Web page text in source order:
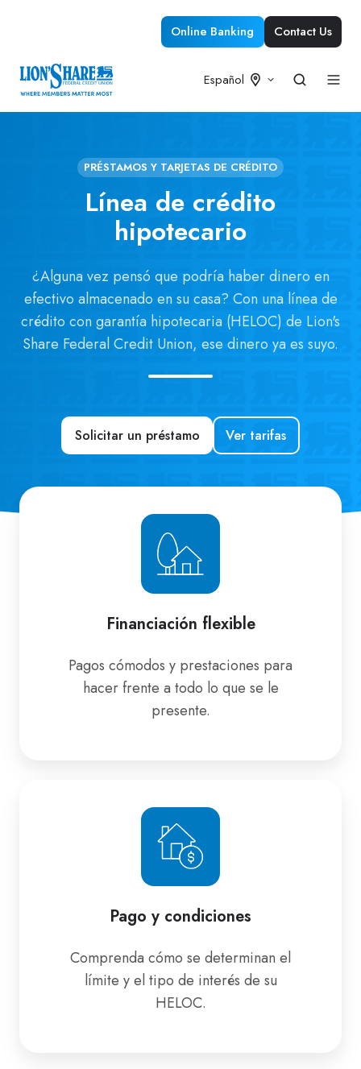
Online Banking Contact Us
Español
PRÉSTAMOS Y TARJETAS DE CRÉDITO
Línea de crédito
hipotecario
¿Alguna vez pensó que podría haber dinero en
efectivo almacenado en su casa? Con una línea de
crédito con garantía hipotecaria (HELOC) de Lion's
Share Federal Credit Union, ese dinero ya es suyo.
Solicitar un préstamo Ver tarifas
Financiación flexible
Pagos cómodos y prestaciones para
hacer frente a todo lo que se le
presente.
flexible
Pago y condiciones
Comprenda cómo se determinan el
límite y el tipo de interés de su
HELOC.
y
condiciones